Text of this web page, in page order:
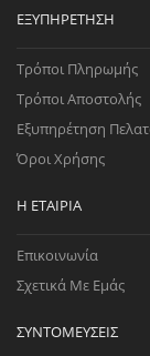
ΕΞΥΠΗΡΈΤΗΣΗ
Τρόποι Πληρωμής
Τρόποι Αποστολής
Εξυπηρέτηση
Όροι Χρήσης
Η ΕΤΑΙΡΊΑ
Επικοινωνία
Σχετικά Με Εμάς
ΣΥΝΤΟΜΕΎΣΕΙΣ